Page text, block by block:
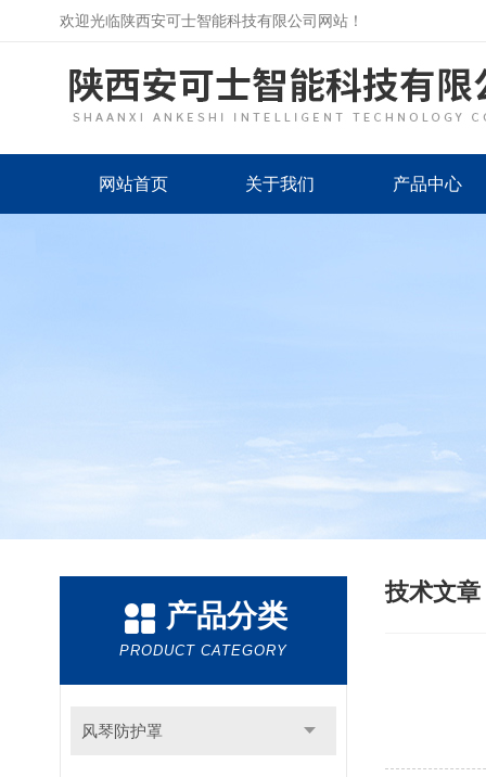
欢迎光临陕西安可士智能科技有限公司网站！
网站首页 关于我们 产品中心
产品分类
PRODUCT CATEGORY
风琴防护罩
技术文章